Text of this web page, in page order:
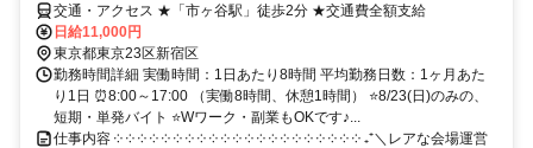
交通・アクセス ★「市ヶ谷駅」徒歩2分 ★交通費全額支給
日給11,000円
東京都東京23区新宿区
勤務時間詳細 実働時間：1日あたり8時間 平均勤務日数：1ヶ月あた
り1日 ⏰8:00～17:00 （実働8時間、休憩1時間） ⭐8/23(日)のみの、
短期・単発バイト ⭐Wワーク・副業もOKです♪...
仕事内容 ༶ ༶ ༶ ༶ ༶ ༶ ༶ ༶ ༶ ༶ ༶ ༶ ༶ ༶ ༶ ༶ ༶ ༶ ༶ ༶ ༶ ₊⁺＼レアな会場運営